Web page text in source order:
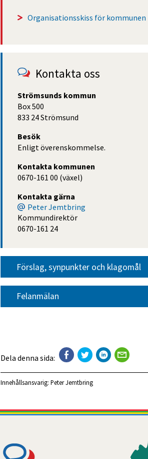
Organisationsskiss för kommunen
Kontakta oss
Strömsunds kommun
Box 500
833 24 Strömsund
Besök
Enligt överenskommelse.
Kontakta kommunen
0670-161 00 (växel)
Kontakta gärna
Peter Jemtbring
Kommundirektör
0670-161 24
Förslag, synpunkter och klagomål
Felanmälan
Dela denna sida:
Innehållsansvarig: Peter Jemtbring